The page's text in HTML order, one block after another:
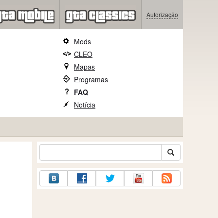
Autorização
Mods
CLEO
Mapas
Programas
FAQ
Notícia